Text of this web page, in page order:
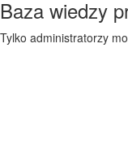
Baza wiedzy
Tylko administratorzy